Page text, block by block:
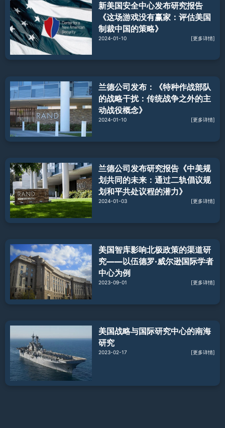
新美国安全中心发布研究报告
《这场游戏没有赢家：评估美国
制裁中国的策略》
2024-01-10 [更多详情]
兰德公司发布：《特种作战部队
的战略干扰：传统战争之外的主
动战役概念》
2024-01-10 [更多详情]
兰德公司发布研究报告《中美规
划共同的未来：通过二轨倡议规
划和平共处议程的潜力》
2024-01-03 [更多详情]
美国智库影响北极政策的渠道研
究——以伍德罗·威尔逊国际学者
中心为例
2023-09-01 [更多详情]
美国战略与国际研究中心的南海
研究
2023-02-17 [更多详情]